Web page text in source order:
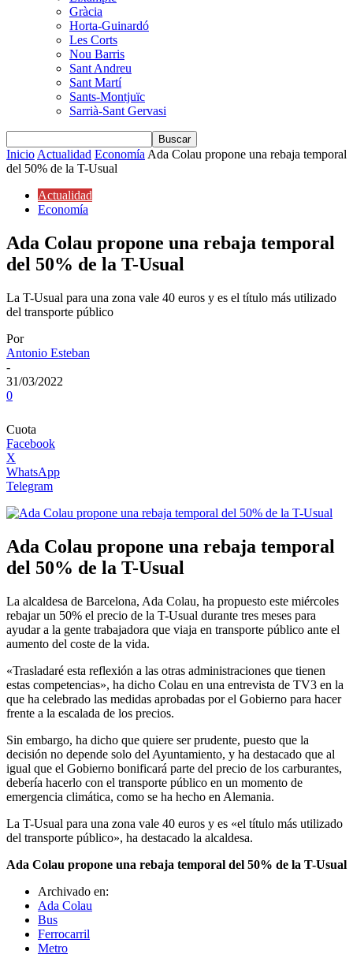
Gràcia
Horta-Guinardó
Les Corts
Nou Barris
Sant Andreu
Sant Martí
Sants-Montjuïc
Sarrià-Sant Gervasi
InicioActualidad EconomíaAda Colau propone una rebaja temporal
del 50% de la T-Usual
Actualidad
Economía
Ada Colau propone una rebaja temporal
del 50% de la T-Usual
La T-Usual para una zona vale 40 euros y es el título más utilizado
del transporte público
Por
Antonio Esteban
-
31/03/2022
0
Cuota
Facebook
X
WhatsApp
Telegram
Ada Colau propone una rebaja temporal
del 50% de la T-Usual
La alcaldesa de Barcelona, Ada Colau, ha propuesto este miércoles
rebajar un 50% el precio de la T-Usual durante tres meses para
ayudar a la gente trabajadora que viaja en transporte público ante el
aumento del coste de la vida.
«Trasladaré esta reflexión a las otras administraciones que tienen
estas competencias», ha dicho Colau en una entrevista de TV3 en la
que ha celebrado las medidas aprobadas por el Gobierno para hacer
frente a la escalada de los precios.
Sin embargo, ha dicho que quiere ser prudente, puesto que la
decisión no depende solo del Ayuntamiento, y ha destacado que al
igual que el Gobierno bonificará parte del precio de los carburantes,
debería hacerlo con el transporte público en un momento de
emergencia climática, como se ha hecho en Alemania.
La T-Usual para una zona vale 40 euros y es «el título más utilizado
del transporte público», ha destacado la alcaldesa.
Ada Colau propone una rebaja temporal del 50% de la T-Usual
Archivado en:
Ada Colau
Bus
Ferrocarril
Metro